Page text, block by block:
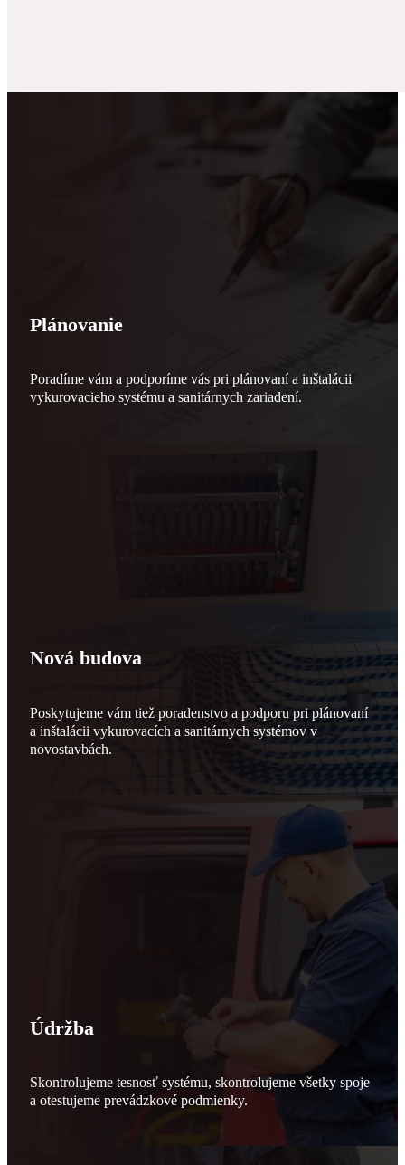
Plánovanie
Poradíme vám a podporíme vás pri plánovaní a inštalácii
vykurovacieho systému a sanitárnych zariadení.
Nová budova
Poskytujeme vám tiež poradenstvo a podporu pri plánovaní
a inštalácii vykurovacích a sanitárnych systémov v
novostavbách.
Údržba
Skontrolujeme tesnosť systému, skontrolujeme všetky spoje
a otestujeme prevádzkové podmienky.